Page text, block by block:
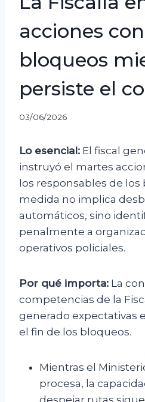
acciones
bloqueos
persiste el
03/06/2026
Lo esencial: El fiscal
instruyó el martes
los responsables de los
medida no implica
automáticos, sino
penalmente a
operativos policiales.
Por qué importa: La
competencias de la
generado expectativas
el fin de los bloqueos.
Mientras el
procesa, la